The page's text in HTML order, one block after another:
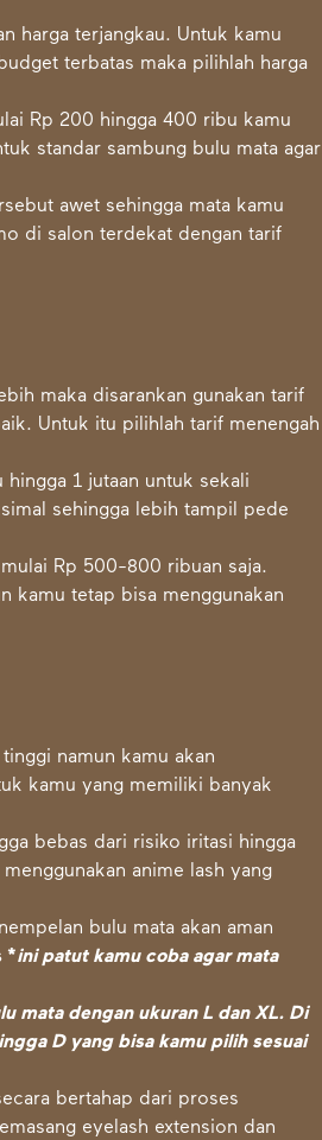
harga terjangkau. Untuk kamu
terbatas maka pilihlah harga
Rp 200 hingga 400 ribu kamu
standar sambung bulu mata agar
awet sehingga mata kamu
di salon terdekat dengan tarif
maka disarankan gunakan tarif
Untuk itu pilihlah tarif menengah
1 jutaan untuk sekali
sehingga lebih tampil pede
Rp 500-800 ribuan saja.
kamu tetap bisa menggunakan
namun kamu akan
kamu yang memiliki banyak
bebas dari risiko iritasi hingga
anime lash yang
bulu mata akan aman
*ini patut kamu coba agar mata
mata dengan ukuran L dan XL. Di
D yang bisa kamu pilih sesuai
bertahap dari proses
eyelash extension dan